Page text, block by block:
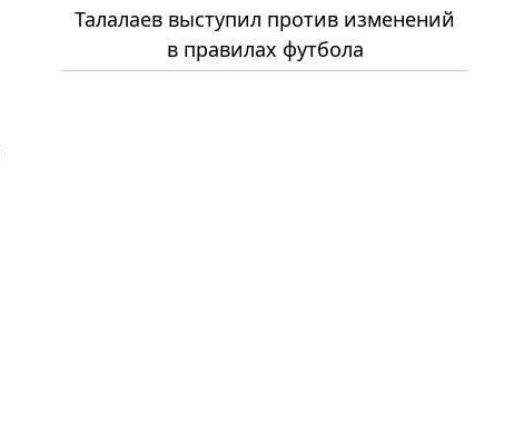
Талалаев выступил против изменений
в правилах футбола